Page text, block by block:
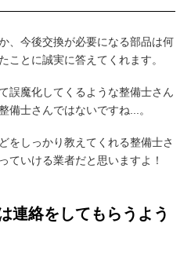
、今後交換が必要になる部品は何
ことに誠実に答えてくれます。
誤魔化してくるような整備士さん
備士さんではないですね...。
をしっかり教えてくれる整備士さ
ていける業者だと思いますよ！
連絡をしてもらうよう